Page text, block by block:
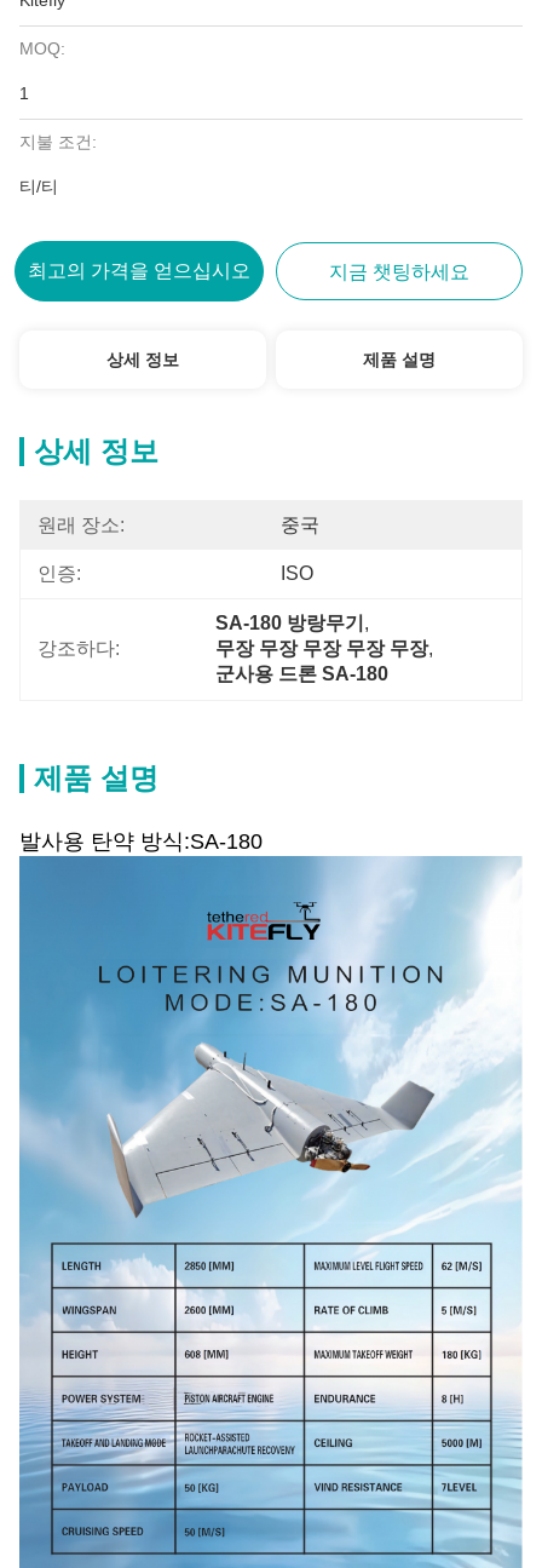
MOQ:
1
지불 조건:
티/티
최고의 가격을 얻으십시오 지금 챗팅하세요
상세 정보 제품 설명
상세 정보
원래 장소: 중국
인증: ISO
강조하다:
SA-180 방랑무기 ,
무장 무장 무장 무장 무장,
군사용 드론 SA-180
제품 설명
발사용 탄약 방식:SA-180